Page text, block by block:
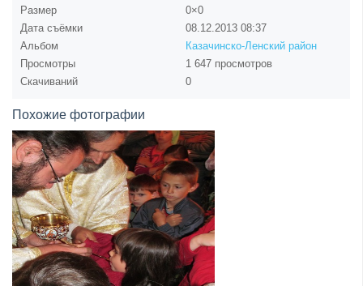
Размер
0×0
Дата съёмки
08.12.2013 08:37
Альбом
Казачинско-Ленский район
Просмотры
1 647 просмотров
Скачиваний
0
Похожие фотографии